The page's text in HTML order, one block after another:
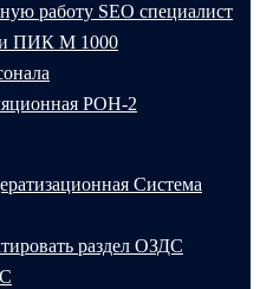
работу SEO специалист
ПИК М 1000
РОН-2
Система
раздел ОЗДС